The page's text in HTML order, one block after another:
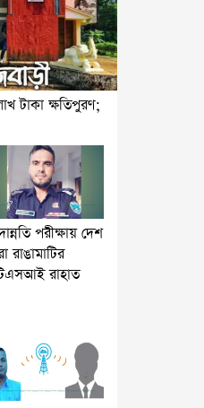
টাকা ক্ষতিপুরণ;
পরীক্ষায় দেশ
রাঙামাটির
রাহাত